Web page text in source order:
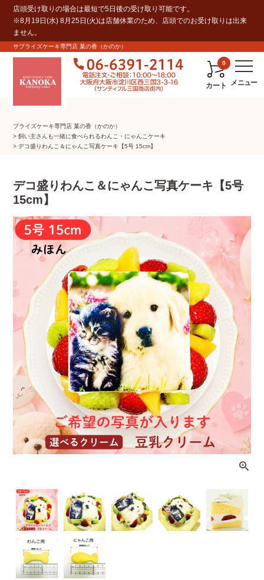
店頭受け取りの場合は最短で5日後の受け取り可能です。
※8月19日(水) 8月25日(火)は店舗休業のため、店頭でのお受け取りは出来
ません。
サプライズケーキ専門店 菓の香（かのか）
0
カート
プライズケーキ専⾨店 菓の⾹（かのか）
飼い主さんも一緒に食べられるわんこ・にゃんこケーキ
デコ盛りわんこ＆にゃんこ写真ケーキ【5号 15cm】
デコ盛りわんこ＆にゃんこ写真ケーキ【5号
15cm】